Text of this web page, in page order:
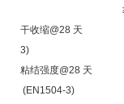
≥6
干收缩
3)
粘结强度@28
(EN1504-3)